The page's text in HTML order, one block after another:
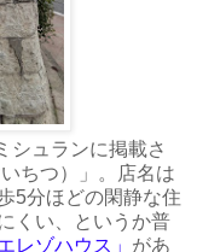
シュランに掲載さ
ちつ）」。店名は
5分ほどの閑静な住
くい、というか普
エレゾハウス」 があ